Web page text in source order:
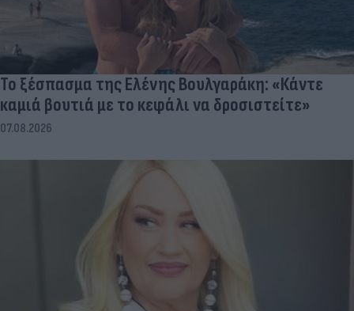
Το ξέσπασμα της Ελένης Βουλγαράκη: «Κάντε
καμιά βουτιά με το κεφάλι να δροσιστείτε»
07.08.2026